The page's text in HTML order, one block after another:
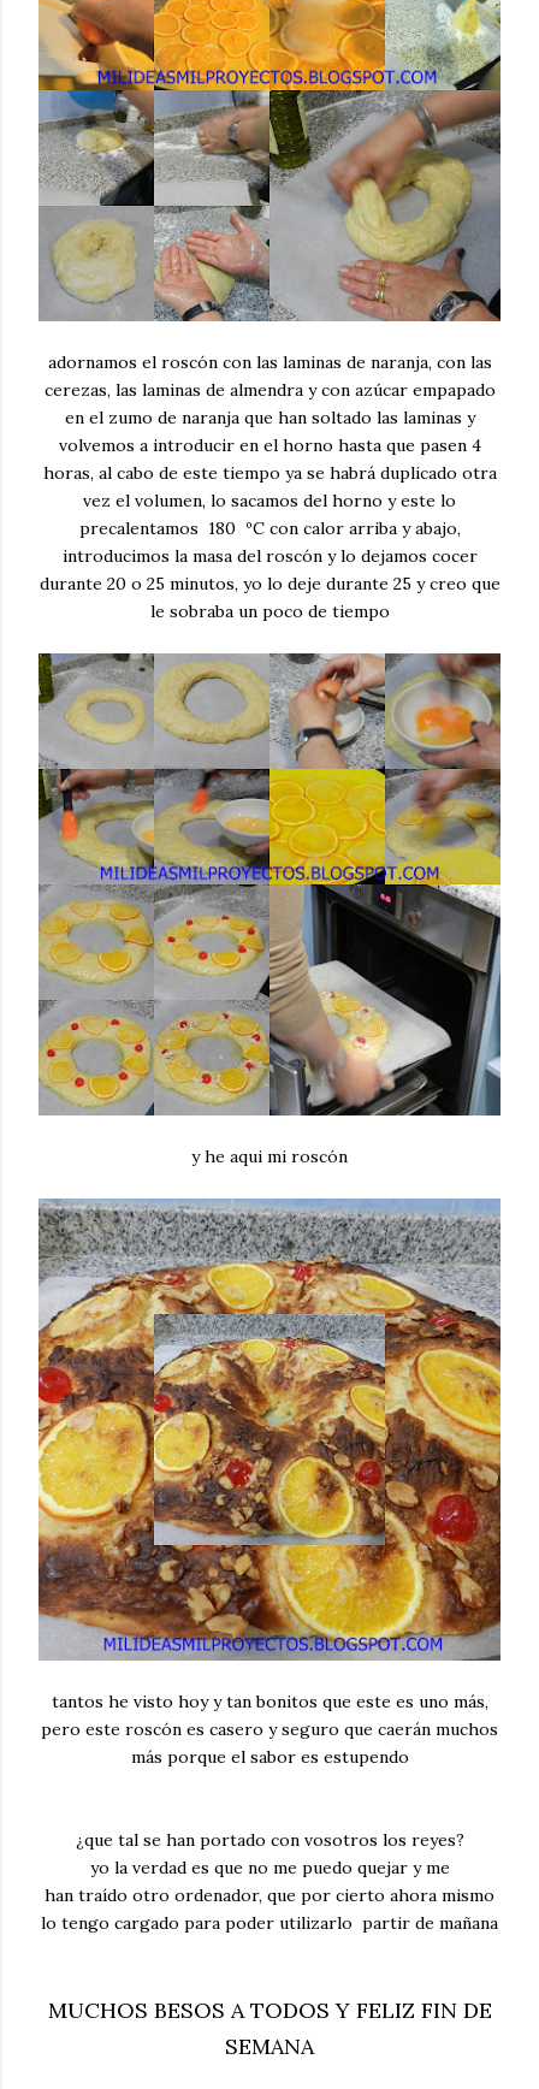
adornamos el roscón con las laminas de naranja, con las
cerezas, las laminas de almendra y con azúcar empapado
en el zumo de naranja que han soltado las laminas y
volvemos a introducir en el horno hasta que pasen 4
horas, al cabo de este tiempo ya se habrá duplicado otra
vez el volumen, lo sacamos del horno y este lo
precalentamos 180 ºC con calor arriba y abajo,
introducimos la masa del roscón y lo dejamos cocer
durante 20 o 25 minutos, yo lo deje durante 25 y creo que
le sobraba un poco de tiempo
y he aqui mi roscón
tantos he visto hoy y tan bonitos que este es uno más,
pero este roscón es casero y seguro que caerán muchos
más porque el sabor es estupendo
¿que tal se han portado con vosotros los reyes?
yo la verdad es que no me puedo quejar y me
han traído otro ordenador, que por cierto ahora mismo
lo tengo cargado para poder utilizarlo partir de mañana
MUCHOS BESOS A TODOS Y FELIZ FIN DE
SEMANA